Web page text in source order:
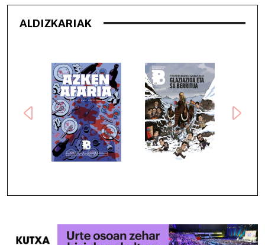
ALDIZKARIAK